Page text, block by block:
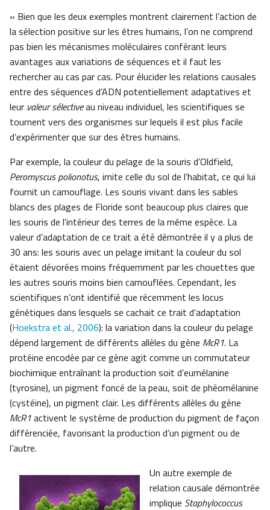
« Bien que les deux exemples montrent clairement l’action de
la sélection positive sur les êtres humains, l’on ne comprend
pas bien les mécanismes moléculaires conférant leurs
avantages aux variations de séquences et il faut les
rechercher au cas par cas. Pour élucider les relations causales
entre des séquences d’ADN potentiellement adaptatives et
leur valeur sélectiveau niveau individuel, les scientifiques se
tournent vers des organismes sur lequels il est plus facile
d’expérimenter que sur des êtres humains.
Par exemple, la couleur du pelage de la souris d’Oldfield,
Peromyscus polionotus, imite celle du sol de l’habitat, ce qui lui
fournit un camouflage. Les souris vivant dans les sables
blancs des plages de Floride sont beaucoup plus claires que
les souris de l’intérieur des terres de la même espèce. La
valeur d’adaptation de ce trait a été démontrée il y a plus de
30 ans: les souris avec un pelage imitant la couleur du sol
étaient dévorées moins fréquemment par les chouettes que
les autres souris moins bien camouflées. Cependant, les
scientifiques n’ont identifié que récemment les locus
génétiques dans lesquels se cachait ce trait d’adaptation
(Hoekstra et al., 2006): la variation dans la couleur du pelage
dépend largement de différents allèles du gène McR1. La
protéine encodée par ce gène agit comme un commutateur
biochimique entraînant la production soit d’eumélanine
(tyrosine), un pigment foncé de la peau, soit de phéomélanine
(cystéine), un pigment clair. Les différents allèles du gène
McR1activent le système de production du pigment de façon
différenciée, favorisant la production d’un pigment ou de
l’autre.
Un autre exemple de
relation causale démontrée
implique Staphylococcus